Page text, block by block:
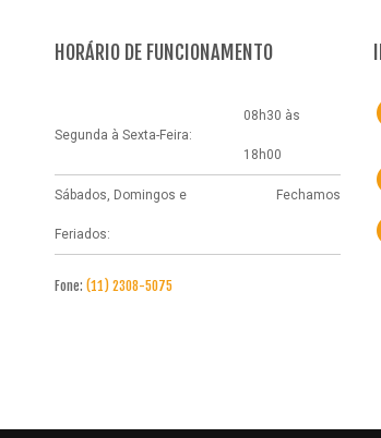
HORÁRIO DE FUNCIONAMENTO
Segunda à Sexta-Feira:
08h30 às
18h00
Sábados, Domingos e
Feriados:
Fechamos
Fone: (11) 2308-5075